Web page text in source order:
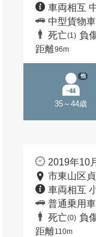
車両相互
中型貨物車
死亡(1) 負
距離96m
35～44歳
他
2019年10
市東山区
車両相互
普通乗用車
死亡(0) 負
距離110m